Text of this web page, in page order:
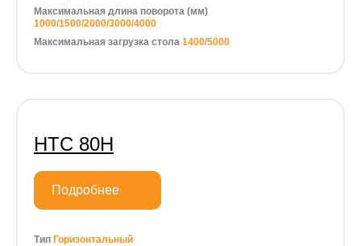
Максимальная длина поворота (мм)
1000/1500/2000/3000/4000
Максимальная загрузка стола 1400/5000
HTC 80H
Подробнее
Тип Горизонтальный